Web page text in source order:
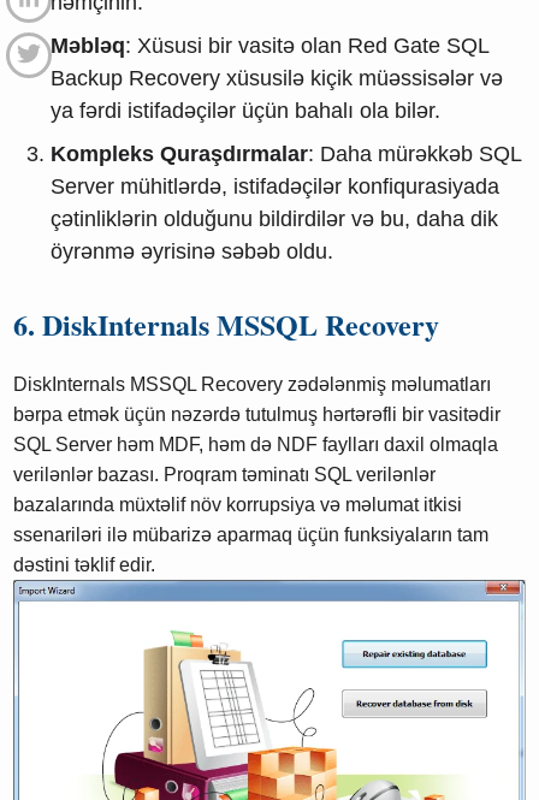
Məbləq: Xüsusi bir vasitə olan Red Gate SQL
Backup Recovery xüsusilə kiçik müəssisələr və
ya fərdi istifadəçilər üçün bahalı ola bilər.
Kompleks Quraşdırmalar: Daha mürəkkəb SQL
Server mühitlərdə, istifadəçilər konfiqurasiyada
çətinliklərin olduğunu bildirdilər və bu, daha dik
öyrənmə əyrisinə səbəb oldu.
6. DiskInternals MSSQL Recovery
DiskInternals MSSQL Recovery zədələnmiş məlumatları
bərpa etmək üçün nəzərdə tutulmuş hərtərəfli bir vasitədir
SQL Server həm MDF, həm də NDF faylları daxil olmaqla
verilənlər bazası. Proqram təminatı SQL verilənlər
bazalarında müxtəlif növ korrupsiya və məlumat itkisi
ssenariləri ilə mübarizə aparmaq üçün funksiyaların tam
dəstini təklif edir.